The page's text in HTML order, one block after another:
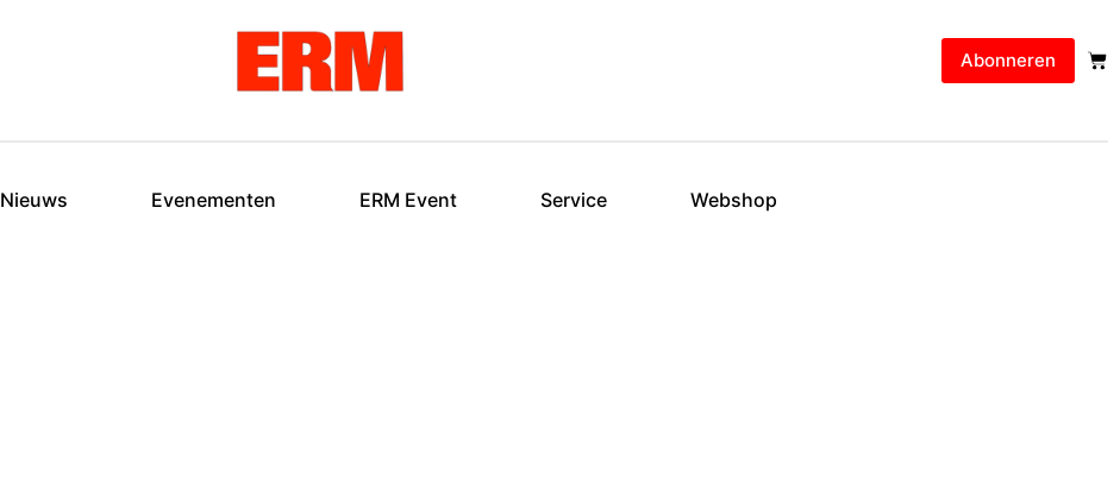
Abonneren
Nieuws Evenementen ERM Event Service Webshop